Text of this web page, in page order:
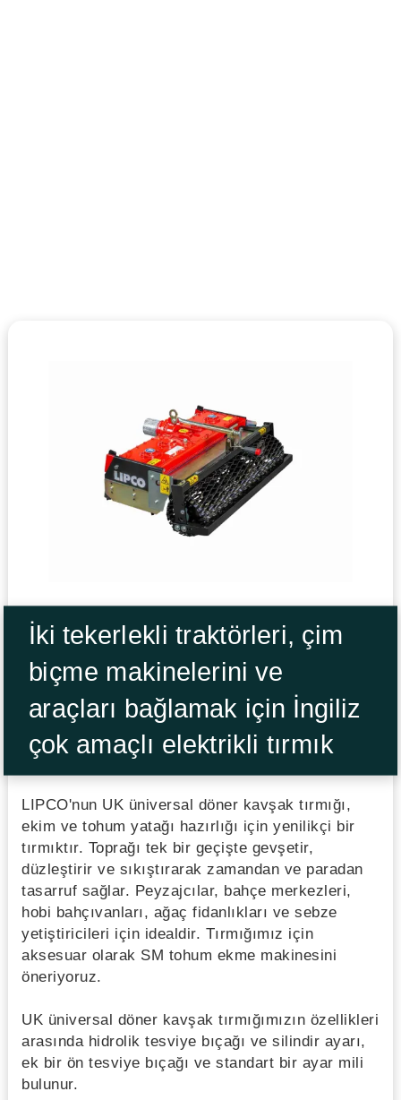
İki tekerlekli traktörleri, çim
biçme makinelerini ve
araçları bağlamak için İngiliz
çok amaçlı elektrikli tırmık
LIPCO'nun UK üniversal döner kavşak tırmığı,
ekim ve tohum yatağı hazırlığı için yenilikçi bir
tırmıktır. Toprağı tek bir geçişte gevşetir,
düzleştirir ve sıkıştırarak zamandan ve paradan
tasarruf sağlar. Peyzajcılar, bahçe merkezleri,
hobi bahçıvanları, ağaç fidanlıkları ve sebze
yetiştiricileri için idealdir. Tırmığımız için
aksesuar olarak SM tohum ekme makinesini
öneriyoruz.
UK üniversal döner kavşak tırmığımızın özellikleri
arasında hidrolik tesviye bıçağı ve silindir ayarı,
ek bir ön tesviye bıçağı ve standart bir ayar mili
bulunur.